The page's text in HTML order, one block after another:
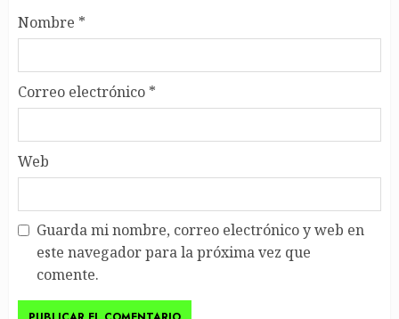
Nombre *
Correo electrónico *
Web
Guarda mi nombre, correo electrónico y web en
este navegador para la próxima vez que
comente.